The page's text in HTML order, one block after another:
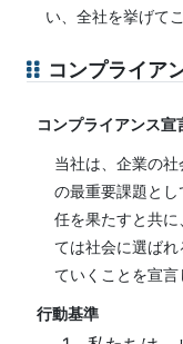
い、全社を挙げて
コンプライア
コンプライアンス宣
当社は、企業の
の最重要課題と
任を果たすと共
ては社会に選ば
ていくことを宣言
行動基準